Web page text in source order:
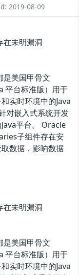
2019-08-09
在未明漏洞
是美国甲骨文
平台标准版）用于
实时环境中的Java
对嵌入式系统开发
平台。 Oracle
子组件存在安
数据，影响数据
在未明漏洞
是美国甲骨文
平台标准版）用于
实时环境中的Java